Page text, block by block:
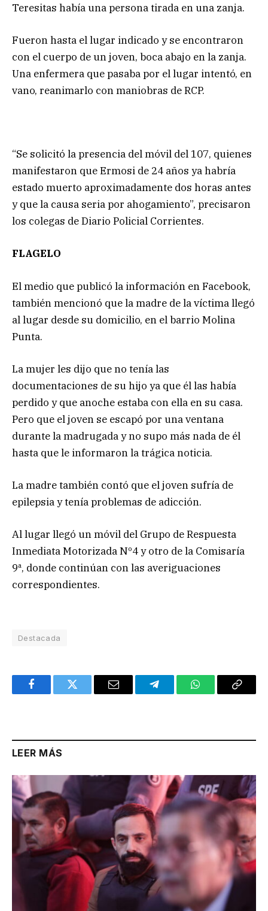
Teresitas había una persona tirada en una zanja.
Fueron hasta el lugar indicado y se encontraron
con el cuerpo de un joven, boca abajo en la zanja.
Una enfermera que pasaba por el lugar intentó, en
vano, reanimarlo con maniobras de RCP.
“Se solicitó la presencia del móvil del 107, quienes
manifestaron que Ermosi de 24 años ya habría
estado muerto aproximadamente dos horas antes
y que la causa seria por ahogamiento”, precisaron
los colegas de Diario Policial Corrientes.
FLAGELO
El medio que publicó la información en Facebook,
también mencionó que la madre de la víctima llegó
al lugar desde su domicilio, en el barrio Molina
Punta.
La mujer les dijo que no tenía las
documentaciones de su hijo ya que él las había
perdido y que anoche estaba con ella en su casa.
Pero que el joven se escapó por una ventana
durante la madrugada y no supo más nada de él
hasta que le informaron la trágica noticia.
La madre también contó que el joven sufría de
epilepsia y tenía problemas de adicción.
Al lugar llegó un móvil del Grupo de Respuesta
Inmediata Motorizada Nº4 y otro de la Comisaría
9ª, donde continúan con las averiguaciones
correspondientes.
Destacada
FacebookTwitter Email TelegramWhatsAppCopy
LEER MÁS